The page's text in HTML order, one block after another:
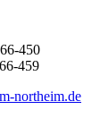
450
459
northeim.de